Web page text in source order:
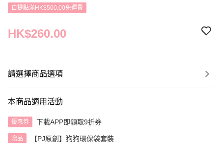
自提點滿HK$500.00免運費
HK$260.00
請選擇商品選項
本商品適用活動
優惠券 下載APP即領取9折券
贈品 【PJ原創】狗狗環保袋套裝